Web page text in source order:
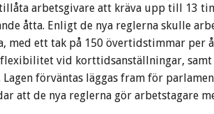
arbetsgivare att kräva upp till 13
åtta. Enligt de nya reglerna skulle
med ett tak på 150 övertidstimmar per
vid korttidsanställningar,
förväntas läggas fram för
att de nya reglerna gör arbetstagare